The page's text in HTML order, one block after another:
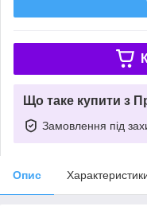
Що таке купити з
Замовлення під
Опис